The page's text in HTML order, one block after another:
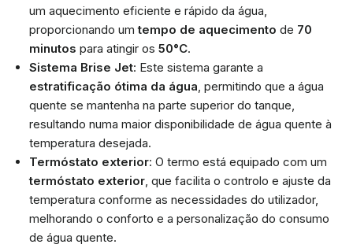
um aquecimento eficiente e rápido da água,
proporcionando umtempo de aquecimento de 70
minutos para atingir os 50°C.
Sistema Brise Jet: Este sistema garante a
estratificação ótima da água, permitindo que a água
quente se mantenha na parte superior do tanque,
resultando numa maior disponibilidade de água quente à
temperatura desejada.
Termóstato exterior: O termo está equipado com um
termóstato exterior, que facilita o controlo e ajuste da
temperatura conforme as necessidades do utilizador,
melhorando o conforto e a personalização do consumo
de água quente.